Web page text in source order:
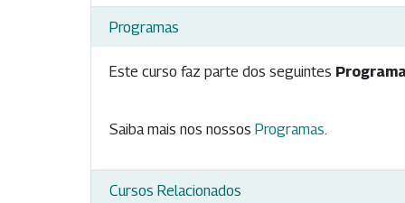
Programas
Este curso faz parte dos seguintes
Saiba mais nos nossos Programas.
Cursos Relacionados